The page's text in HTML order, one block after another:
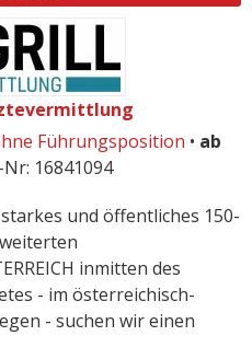
Führungsposition • ab
Nr: 16841094
und öffentliches 150-
inmitten des
- im österreichisch-
- suchen wir einen